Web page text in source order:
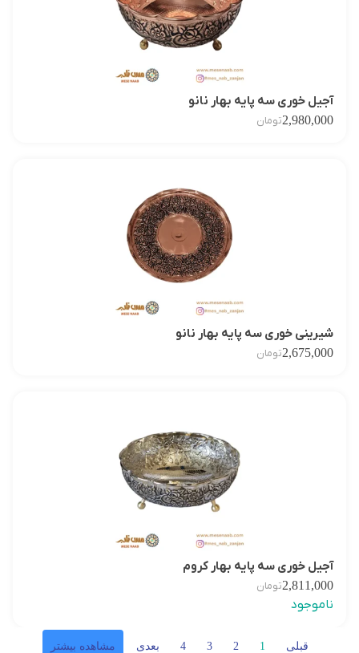
آجیل خوری سه پایه بهار نانو
2,980,000تومان
شیرینی خوری سه پایه بهار نانو
2,675,000تومان
آجیل خوری سه پایه بهار کروم
2,811,000تومان
ناموجود
قبلی 1
2
3
4 بعدی مشاهده بیشتر